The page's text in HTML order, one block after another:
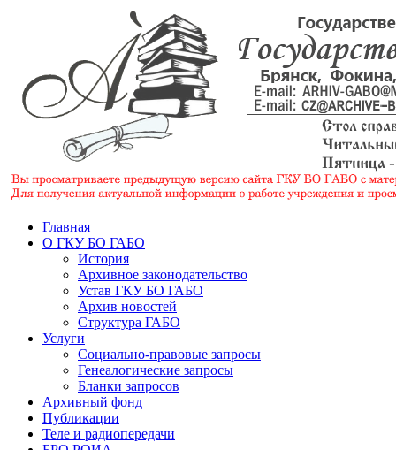
Главная
О ГКУ БО ГАБО
История
Архивное законодательство
Устав ГКУ БО ГАБО
Архив новостей
Структура ГАБО
Услуги
Социально-правовые запросы
Генеалогические запросы
Бланки запросов
Архивный фонд
Публикации
Теле и радиопередачи